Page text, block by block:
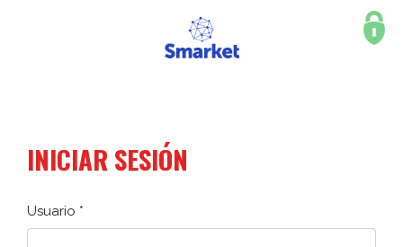
INICIAR SESIÓN
Usuario *